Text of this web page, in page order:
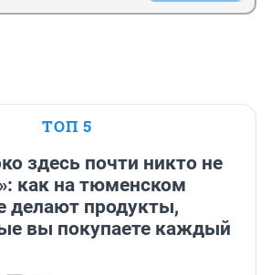
ТОП 5
здесь почти никто не
как на тюменском
делают продукты,
вы покупаете каждый